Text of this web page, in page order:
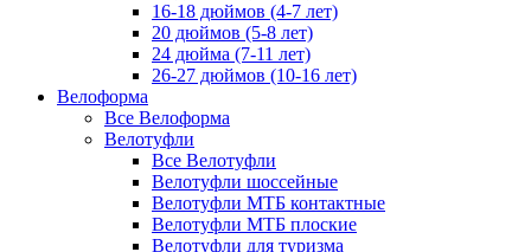
16-18 дюймов (4-7 лет)
20 дюймов (5-8 лет)
24 дюйма (7-11 лет)
26-27 дюймов (10-16 лет)
Велоформа
Все Велоформа
Велотуфли
Все Велотуфли
Велотуфли шоссейные
Велотуфли МТБ контактные
Велотуфли МТБ плоские
Велотуфли для туризма